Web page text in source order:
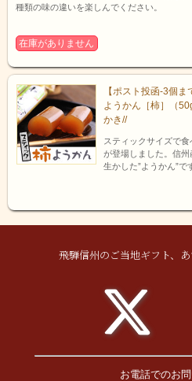
種類の味の違いを楽しんでください。
在庫がありません
【ポスト投函-3個
ようかん［柿］（
かき//
スティックサイズで
が登場しました。信
生かした”ようかん”で
飛騨信州のご当地ギフト、
お電話でのお